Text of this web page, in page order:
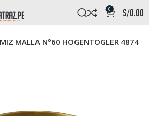
0 s/0.00
MALLA Nº60 HOGENTOGLER 4874